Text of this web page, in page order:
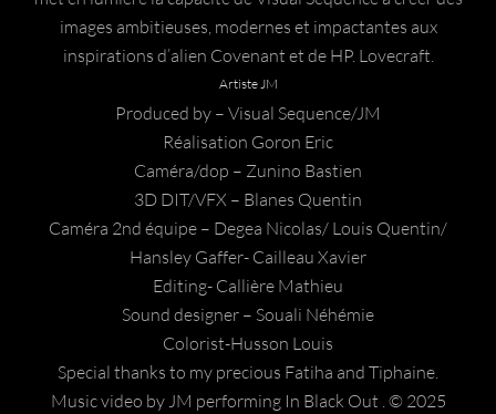
images ambitieuses, modernes et impactantes aux
inspirations d’alien Covenant et de HP. Lovecraft.
Artiste JM
Produced by – Visual Sequence/JM
Réalisation Goron Eric
Caméra/dop – Zunino Bastien
3D DIT/VFX – Blanes Quentin
Caméra 2nd équipe – Degea Nicolas/ Louis Quentin/
Hansley Gaffer- Cailleau Xavier
Editing- Callière Mathieu
Sound designer – Souali Néhémie
Colorist-Husson Louis
Special thanks to my precious Fatiha and Tiphaine.
Music video by JM performing In Black Out . © 2025